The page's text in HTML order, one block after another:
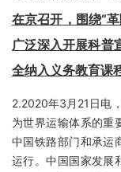
在京召开 ，围绕“
广泛深入开展科普
全纳入义务教育课
2.2020年3月21日电
为世界运输体系的重
中国铁路部门和承运
运行。中国国家发展